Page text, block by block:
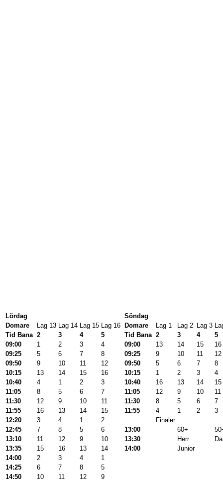
Lördag
Söndag
Domare
Lag 13 Lag 14 Lag 15 Lag 16 Domare Lag 1 Lag 2 Lag 3
Tid Bana 2 3 4 5 Tid Bana 2 3 4
5
09:00
1 2 3 4 09:00 13 14 15
16
09:25
5 6 7 8 09:25 9 10 11
12
09:50
9 10 11 12 09:50 5 6 7
8
10:15
13 14 15 16 10:15 1 2 3
4
10:40
4 1 2 3 10:40 16 13 14
15
11:05
8 5 6 7 11:05 12 9 10
11
11:30
12 9 10 11 11:30 8 5 6
7
11:55
16 13 14 15 11:55 4 1 2
3
12:20
3 4 1 2
Finaler
12:45
7 8 5 6 13:00 60+
13:10
11 12 9 10 13:30 Herr
13:35
15 16 13 14 14:00
Junior
14:00
2 3 4
1
14:25
6 7 8
5
14:50
10 11 12
9